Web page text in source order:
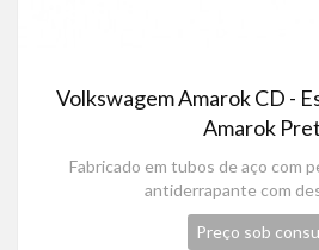
Volkswagem Amarok CD -
Amarok
Fabricado em tubos de aço com
antiderrapante com
Preço sob